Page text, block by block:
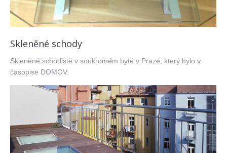
Skleněné schody
Skleněné schodiště v soukromém bytě v Praze, který bylo v
časopise DOMOV.